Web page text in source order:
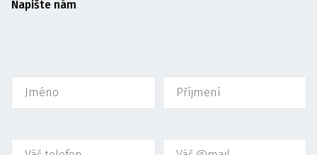
Napište nám